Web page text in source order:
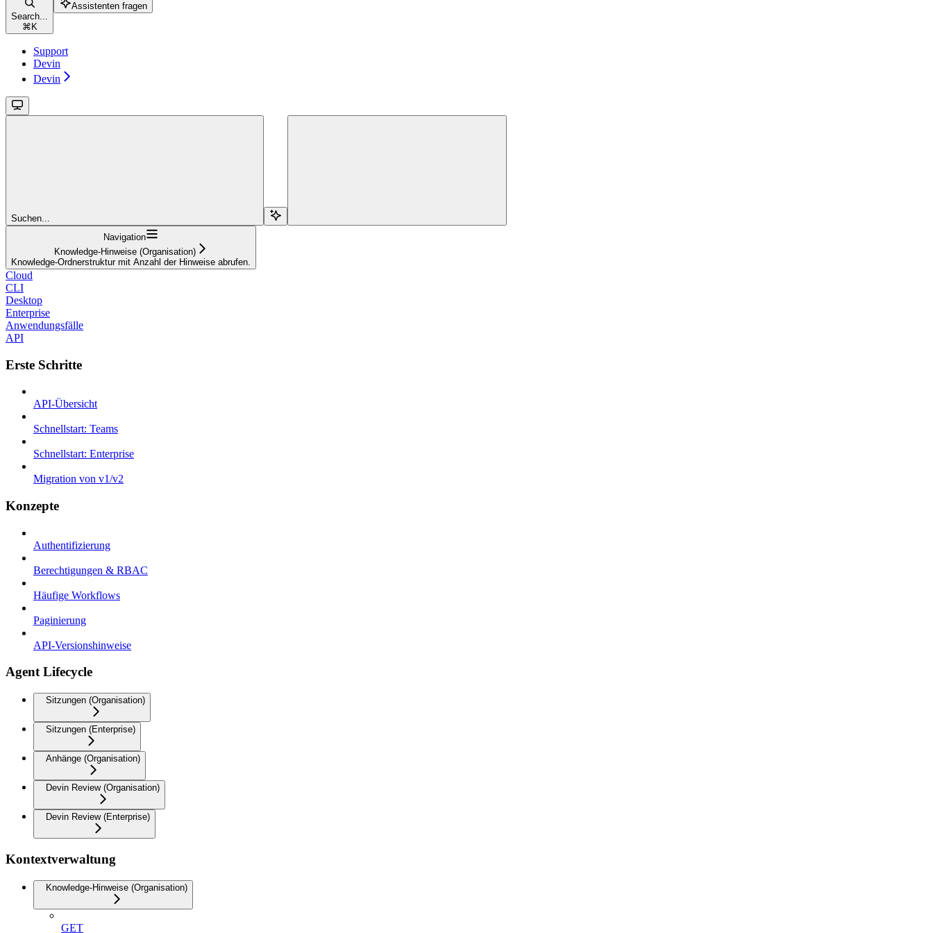
Search...
⌘ K
Assistenten fragen
Support
Devin
Devin
Suchen...
Navigation
Knowledge-Hinweise (Organisation)
Knowledge-Ordnerstruktur mit Anzahl der Hinweise abrufen.
Cloud
CLI
Desktop
Enterprise
Anwendungsfälle
API
Erste Schritte
API-Übersicht
Schnellstart: Teams
Schnellstart: Enterprise
Migration von v1/v2
Konzepte
Authentifizierung
Berechtigungen & RBAC
Häufige Workflows
Paginierung
API-Versionshinweise
Agent Lifecycle
Sitzungen (Organisation)
Sitzungen (Enterprise)
Anhänge (Organisation)
Devin Review (Organisation)
Devin Review (Enterprise)
Kontextverwaltung
Knowledge-Hinweise (Organisation)
GET